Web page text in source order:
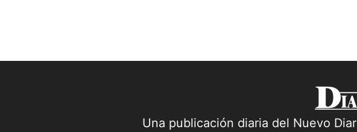
Una publicación diaria del Nuevo